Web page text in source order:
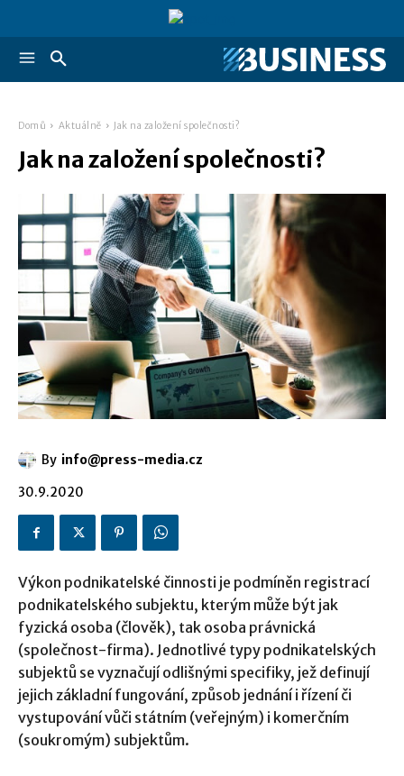
Domů Aktuálně Jak na založení společnosti?
Jak na založení společnosti?
By info@press-media.cz
30.9.2020
Výkon podnikatelské činnosti je podmíněn registrací
podnikatelského subjektu, kterým může být jak
fyzická osoba (člověk), tak osoba právnická
(společnost-firma). Jednotlivé typy podnikatelských
subjektů se vyznačují odlišnými specifiky, jež definují
jejich základní fungování, způsob jednání i řízení či
vystupování vůči státním (veřejným) i komerčním
(soukromým) subjektům.